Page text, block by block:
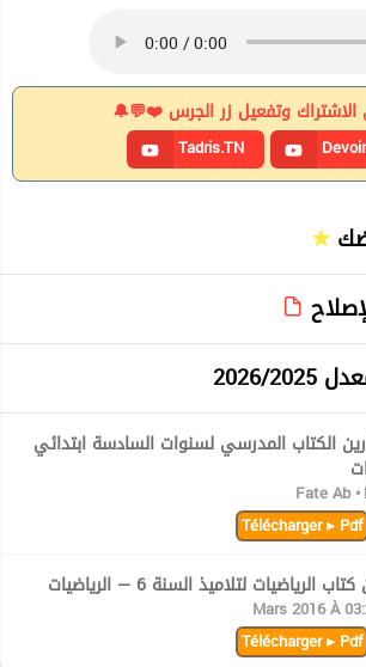
وتفعيل زر الجرس ❤️💬🔔
Tadris.TN
2025
الكتاب المدرسي لسنوات السادسة ابتدائي
Télécharger ▸ Pdf
الرياضيات لتلاميذ السنة 6 — الرياضيات
Télécharger ▸ Pdf